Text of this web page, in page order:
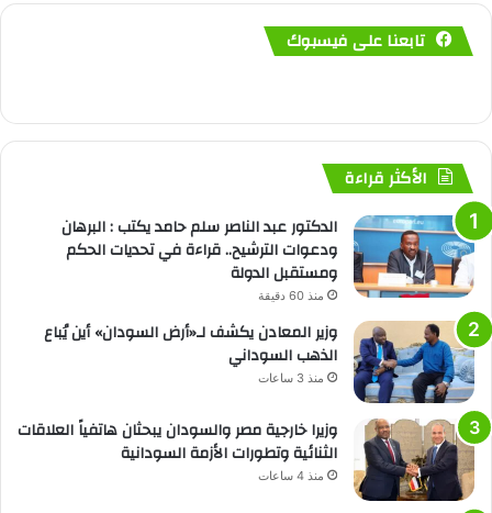
تابعنا على فيسبوك
الأكثر قراءة
الدكتور عبد الناصر سلم حامد يكتب : البرهان
ودعوات الترشيح.. قراءة في تحديات الحكم
ومستقبل الدولة
منذ 60 دقيقة
وزير المعادن يكشف لـ«أرض السودان» أين يُباع
الذهب السوداني
منذ 3 ساعات
وزيرا خارجية مصر والسودان يبحثان هاتفياً العلاقات
الثنائية وتطورات الأزمة السودانية
منذ 4 ساعات